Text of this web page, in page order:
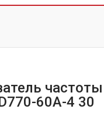
60A-4 30